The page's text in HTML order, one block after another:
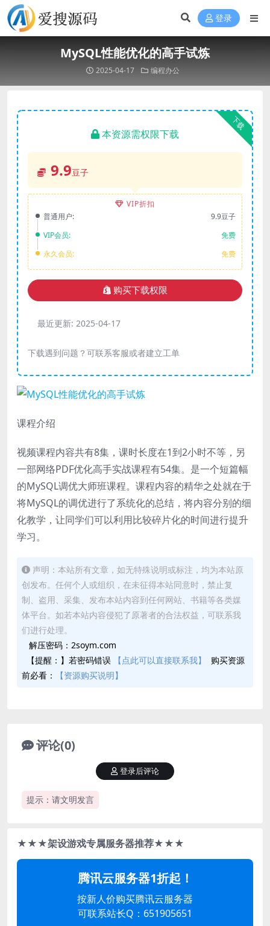
登录
MySQL性能优化的高手试炼
2025-04-17 编程办公
下载
本资源需权限下载
9.9豆子
VIP折扣
普通用户:
9.9豆子
VIP会员:
免费
永久会员:
免费
购买下载权限
最近更新: 2025-04-17
下载遇到问题？可联系客服或者建立工单
课程介绍
视频课程内容共有8集，课时长度在1到2小时不等，另
一部网络PDF优化高手实战课程有54集。是一个短篇幅
的MySQL调优大师班课程。课程内容的精华之处就在于
将MySQL的调优进行了系统化的总结，将内容分别的细
化教学，让同学们可以利用比较碎片化的时间进行提升
学习。
声明：本站所有文章，如无特殊说明或标注，均为本站原
创发布。任何个人或组织，在未征得本站同意时，禁止复
制、盗用、采集、发布本站内容到任何网站、书籍等各类媒
体平台。如若本站内容侵犯了原著者的合法权益，可联系我
们进行处理。
解压密码：2soym.com
【提醒：】若密码错误
【点此可以直接联系我】
购买资源
前必看：
【资源购买说明】
评论(0)
提示：请文明发言
登录后评论
★★★架设游戏专属服务器推荐★★★
腾讯云服务器1折起！
按新人价购买腾讯云服务器
可联系站长Q：651905651